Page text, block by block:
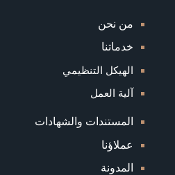
من نحن
خدماتنا
الهيكل التنظيمي
آلية العمل
المستندات والشهادات
عملاؤنا
المدونة